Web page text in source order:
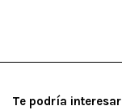
Te podría interesar